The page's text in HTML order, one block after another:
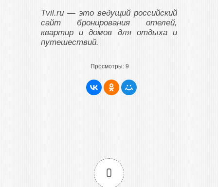
Tvil.ru — это ведущий российский
сайт бронирования отелей,
квартир и домов для отдыха и
путешествий.
Просмотры: 9
0